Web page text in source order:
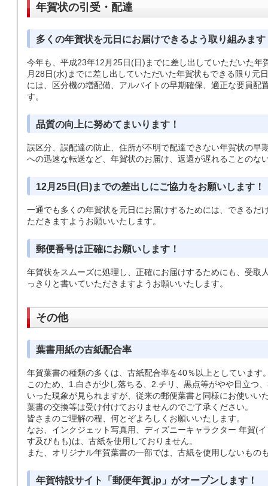
年賀状の引受・配達
多くの年賀状を元日にお届けできるよう取り組みます
今年も、平成23年12月25日(日)までに差し出していただいた
月28日(水)までに差し出していただいた年賀状もできる限り元
には、区分機の増配備、アルバイトの早期確保、適正な要員配
す。
品質の向上に努めてまいります！
誤区分、誤配達の防止、住所が不明で配達できない年賀状の早
への迅速な転送など、年賀状のお届け、返還が遅れることのな
12月25日(日)までの差出しにご協力をお願いします！
一通でも多くの年賀状を元日にお届けするためには、できるだ
ただきますようお願いいたします。
郵便番号は正確にお願いします！
年賀状をスムーズに処理し、正確にお届けするためにも、受取
っきりと書いていただきますようお願いいたします。
その他
葉書用紙の古紙配合率
年賀葉書の種類の多くは、古紙配合率を40％以上としています
このため、1.白さが少し落ちる、2.チリ、黒点等がやや目立つ
いった現象が見られますが、従来の郵便葉書と同様にお使いい
葉書の交換等は受け付けておりませんのでご了承ください。
皆さまのご理解の程、何とぞよろしくお願いいたします。
なお、インクジェット写真用、ディズニーキャラクター 年賀(
す及びもも)は、古紙を使用しておりません。
また、オリジナル年賀葉書の一部では、古紙を使用しないもの
年賀特設サイト「郵便年賀.jp」がオープンします！